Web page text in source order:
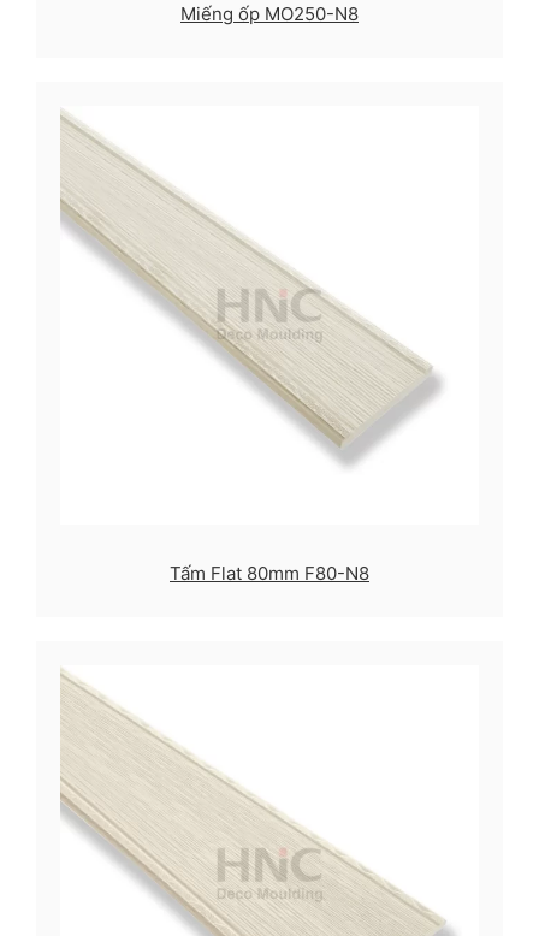
Miếng ốp MO250-N8
Tấm Flat 80mm F80-N8